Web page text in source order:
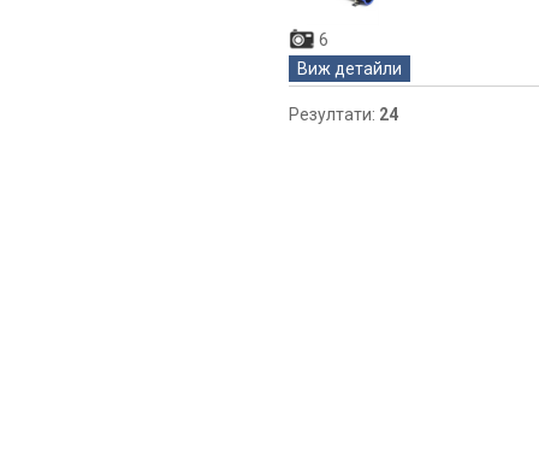
6
Виж детайли
Резултати: 24